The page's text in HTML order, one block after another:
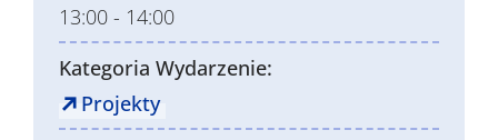
13:00 - 14:00
Kategoria Wydarzenie:
Projekty